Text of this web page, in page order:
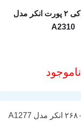
شارژر فندکی ۲ پورت انکر مدل
A2310
ناموجود
مشخصات فنی محصول